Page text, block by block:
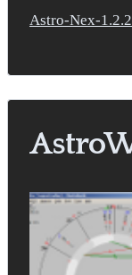
Astro-Nex-